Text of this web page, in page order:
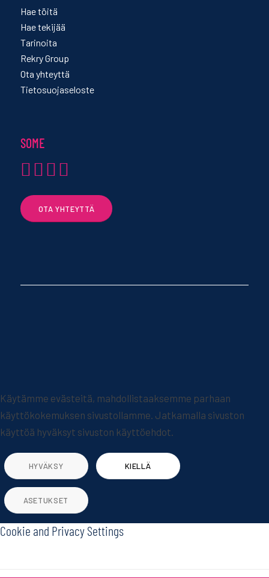
Hae töitä
Hae tekijää
Tarinoita
Rekry Group
Ota yhteyttä
Tietosuojaseloste
SOME
OTA YHTEYTTÄ
Käytämme evästeitä, mahdollistaaksemme parhaan
käyttökokemuksen sivustollamme. Jatkamalla sivuston
käyttöä hyväksyt sivuston käyttöehdot.
HYVÄKSY KIELLÄ
ASETUKSET
Cookie and Privacy Settings